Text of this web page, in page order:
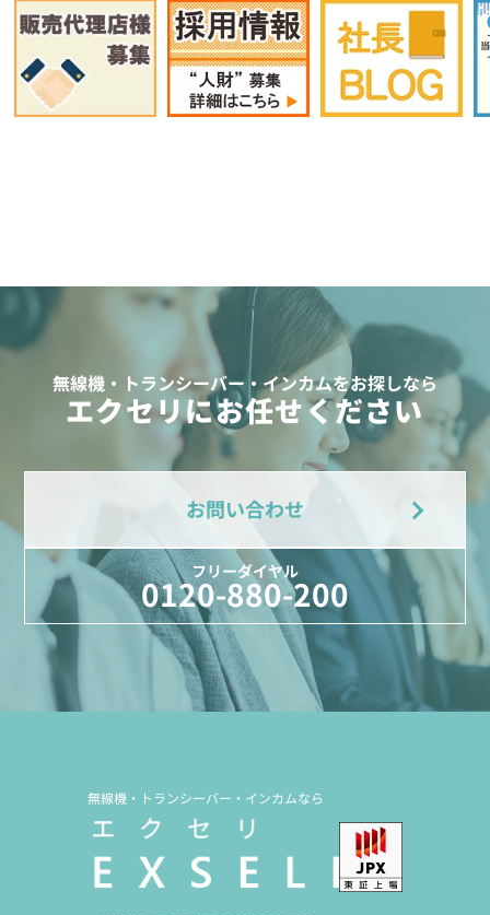
無線機・トランシーバー・インカムをお探しなら
エクセリにお任せください
お問い合わせ
フリーダイヤル
0120-880-200
無線機・トランシーバー・インカムなら